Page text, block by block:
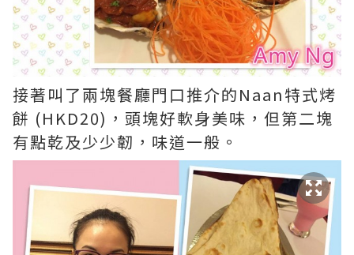
接著叫了兩塊餐廳門口推介的Naan特式烤
餅 (HKD20)，頭塊好軟身美味，但第二塊
有點乾及少少韌，味道一般。